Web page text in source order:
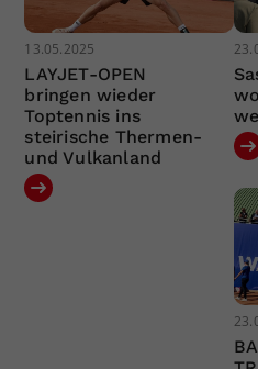
13.05.2025
LAYJET-OPEN
bringen wieder
Toptennis ins
steirische Thermen-
und Vulkanland